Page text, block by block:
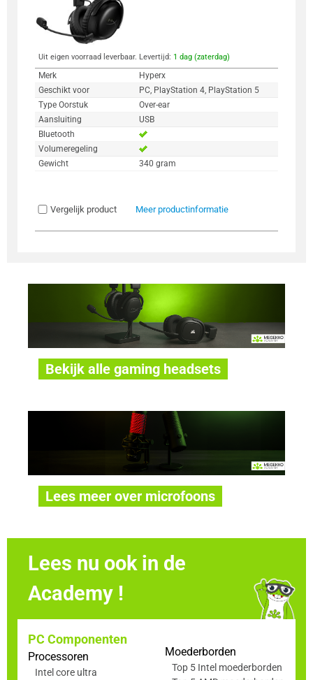
Uit eigen voorraad leverbaar. Levertijd: 1 dag (zaterdag)
Merk
Hyperx
Geschikt voor
PC, PlayStation 4, PlayStation 5
Type Oorstuk
Over-ear
Aansluiting
USB
Bluetooth
Volumeregeling
Gewicht
340 gram
Vergelijk product Meer productinformatie
Bekijk alle gaming headsets
Lees meer over microfoons
Lees nu ook in de
Academy !
PC Componenten
Processoren
Intel core ultra
Moederborden
Top 5 Intel moederborden